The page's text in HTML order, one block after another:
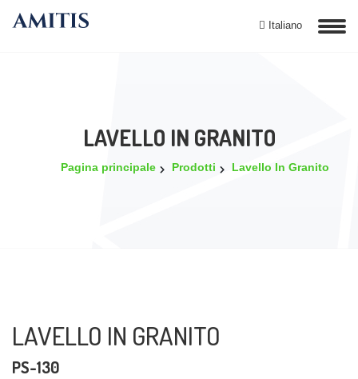
Italiano
LAVELLO IN GRANITO
Pagina principale Prodotti Lavello In Granito
LAVELLO IN GRANITO
PS-130